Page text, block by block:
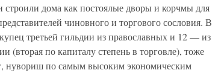
дома как постоялые дворы и корчмы для
чиновного и торгового сословия. В
третьей гильдии из православных и 12 — из
(вторая по капиталу степень в торговле), тоже
нувориш по самым высоким экономическим